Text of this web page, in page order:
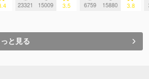
23321 15009 3.5 6759 15880 3.8
っと見る